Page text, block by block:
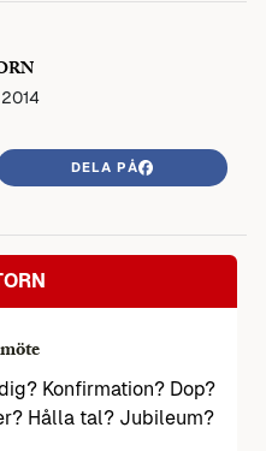
DELA PÅ
Konfirmation? Dop?
Hålla tal? Jubileum?